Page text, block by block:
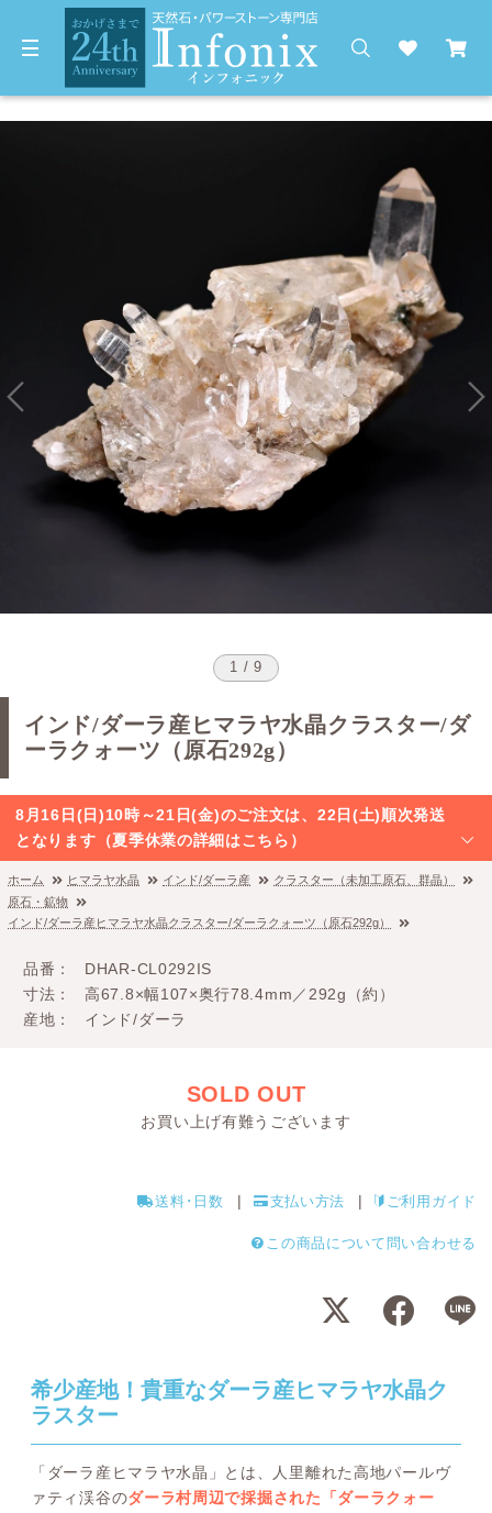
1 / 9
インド/ダーラ産ヒマラヤ水晶クラスター/ダ
ーラクォーツ（原石292g）
8月16日(日)10時～21日(金)のご注文は、22日(土)順次発送
となります（夏季休業の詳細はこちら）
ホーム ヒマラヤ水晶 インド/ダーラ産
クラスター（未加工原石、群晶）
原石・鉱物
インド/ダーラ産ヒマラヤ水晶クラスター/ダーラクォーツ（原石292g）
品番
DHAR-CL0292IS
寸法
高67.8×幅107×奥行78.4mm／292g（約）
産地
インド/ダーラ
SOLD OUT
お買い上げ有難うございます
送料･日数 支払い方法 ご利用ガイド
この商品について問い合わせる
希少産地！貴重なダーラ産ヒマラヤ水晶ク
ラスター
「ダーラ産ヒマラヤ水晶」とは、人里離れた高地パールヴ
ァティ渓谷のダーラ村周辺で採掘された「ダーラクォー